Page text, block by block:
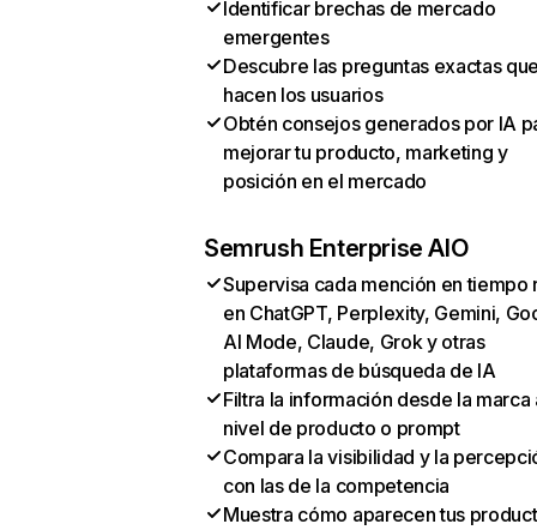
Identificar brechas de mercado
emergentes
Descubre las preguntas exactas
hacen los usuarios
Obtén consejos generados por IA
mejorar tu producto, marketing y
posición en el mercado
Semrush Enterprise AIO
Supervisa cada mención en tiempo
en ChatGPT, Perplexity, Gemini,
AI Mode, Claude, Grok y otras
plataformas de búsqueda de IA
Filtra la información desde la marca
nivel de producto o prompt
Compara la visibilidad y la
con las de la competencia
Muestra cómo aparecen tus